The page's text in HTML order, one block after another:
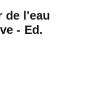
de l'eau
- Ed.